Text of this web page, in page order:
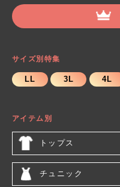
サイズ別特集
LL 3L 4L
アイテム別
トップス
チュニック